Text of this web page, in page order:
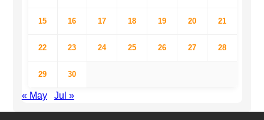
15 16 17 18 19 20 21
22 23 24 25 26 27 28
29 30
« May Jul »